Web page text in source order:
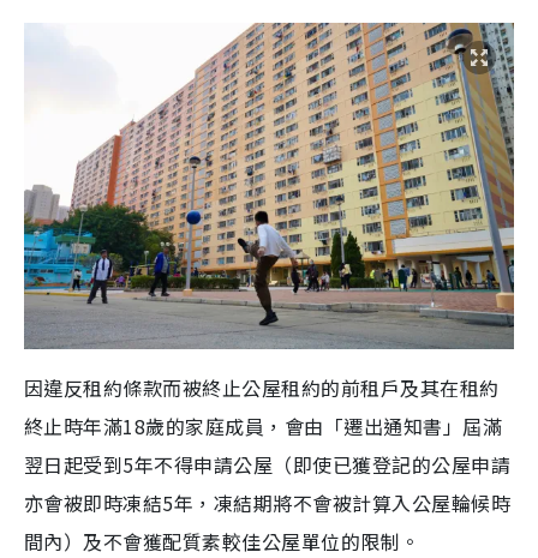
因違反租約條款而被終止公屋租約的前租戶及其在租約
終止時年滿18歲的家庭成員，會由「遷出通知書」屆滿
翌日起受到5年不得申請公屋（即使已獲登記的公屋申請
亦會被即時凍結5年，凍結期將不會被計算入公屋輪候時
間內）及不會獲配質素較佳公屋單位的限制。